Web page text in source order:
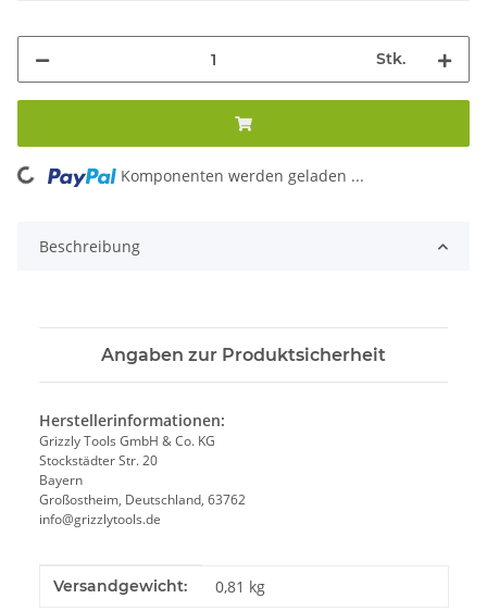
Stk.
Loading... Komponenten werden geladen ...
Beschreibung
Angaben zur Produktsicherheit
Herstellerinformationen:
Grizzly Tools GmbH & Co. KG
Stockstädter Str. 20
Bayern
Großostheim, Deutschland, 63762
info@grizzlytools.de
Produkteigenschaft
Wert
Versandgewicht: 0,81 kg